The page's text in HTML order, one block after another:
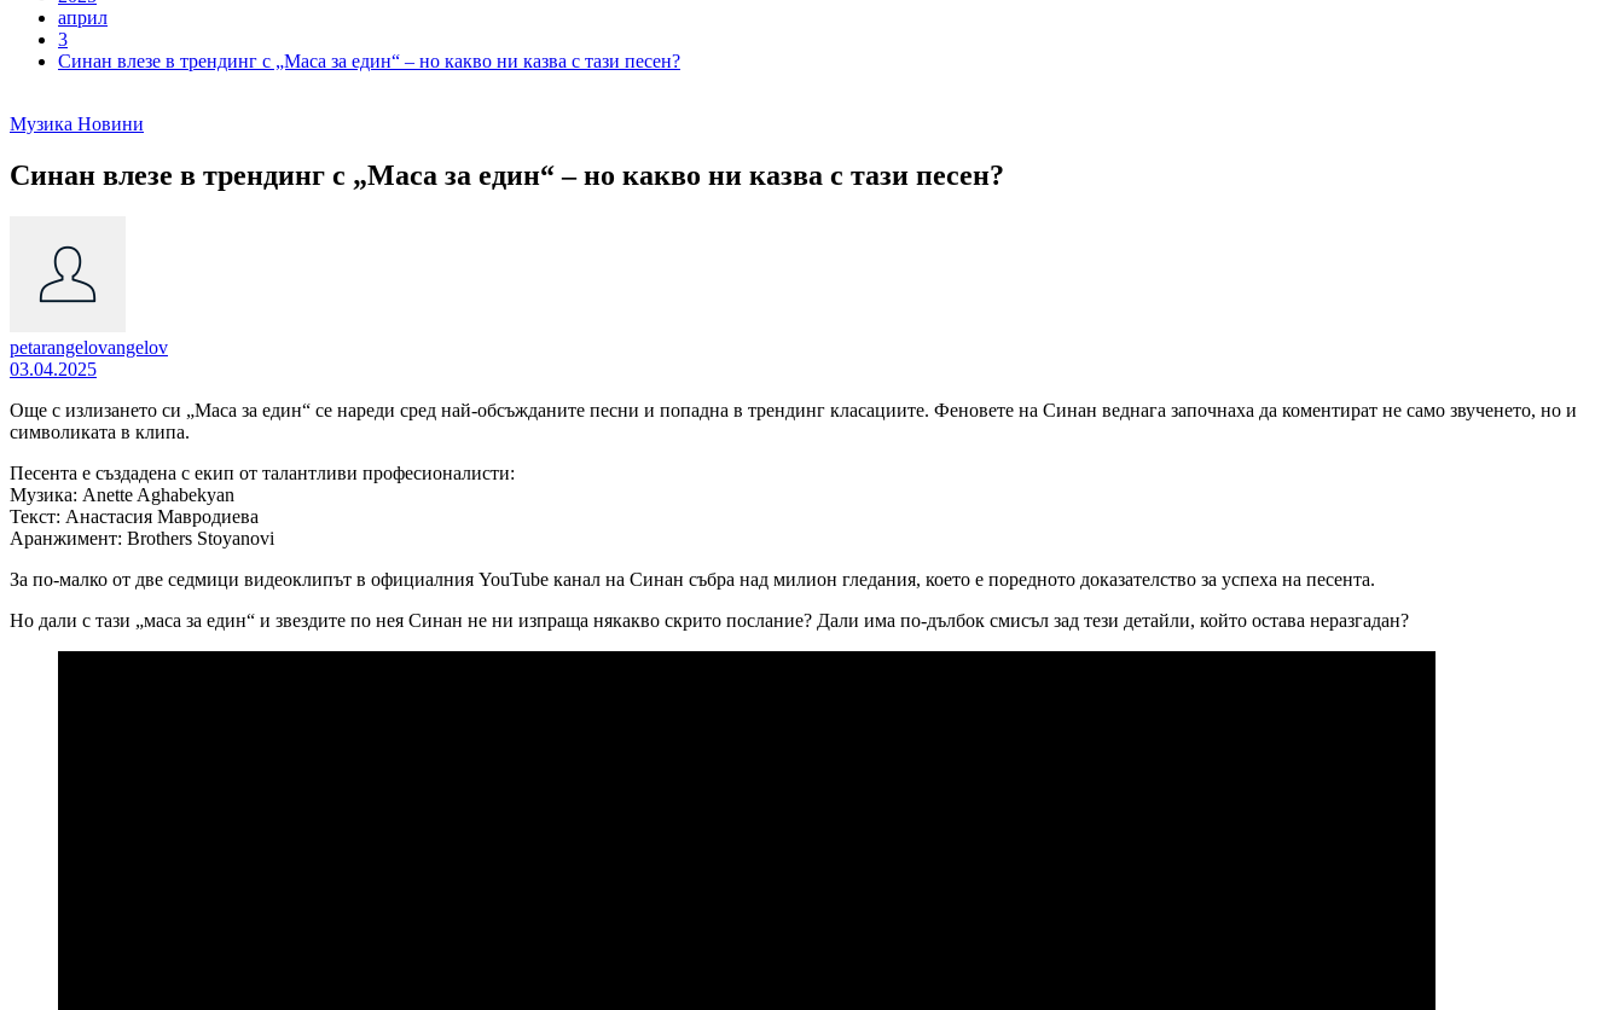
април
3
Синан влезе в трендинг с „Маса за един“ – но какво ни казва с тази песен?
Музика Новини
Синан влезе в трендинг с „Маса за един“ – но какво ни казва с тази песен?
petarangelovangelov
03.04.2025
Още с излизането си „Маса за един“ се нареди сред най-обсъжданите песни и попадна в трендинг класациите. Феновете на Синан веднага започнаха да коментират не само звученето, но и
символиката в клипа.
Песента е създадена с екип от талантливи професионалисти:
Музика: Anette Aghabekyan
Текст: Анастасия Мавродиева
Аранжимент: Brothers Stoyanovi
За по-малко от две седмици видеоклипът в официалния YouTube канал на Синан събра над милион гледания, което е поредното доказателство за успеха на песента.
Но дали с тази „маса за един“ и звездите по нея Синан не ни изпраща някакво скрито послание? Дали има по-дълбок смисъл зад тези детайли, който остава неразгадан?